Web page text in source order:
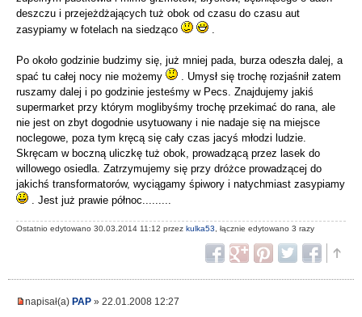
deszczu i przejeżdżających tuż obok od czasu do czasu aut
zasypiamy w fotelach na siedząco
Po około godzinie budzimy się, już mniej pada, burza odeszła dalej, a
spać tu całej nocy nie możemy
. Umysł się trochę rozjaśnił zatem
ruszamy dalej i po godzinie jesteśmy w Pecs. Znajdujemy jakiś
supermarket przy którym moglibyśmy trochę przekimać do rana, ale
nie jest on zbyt dogodnie usytuowany i nie nadaje się na miejsce
noclegowe, poza tym kręcą się cały czas jacyś młodzi ludzie.
Skręcam w boczną uliczkę tuż obok, prowadzącą przez lasek do
willowego osiedla. Zatrzymujemy się przy dróżce prowadzącej do
jakichś transformatorów, wyciągamy śpiwory i natychmiast zasypiamy
. Jest już prawie północ.........
Ostatnio edytowano 30.03.2014 11:12 przez kulka53, łącznie edytowano 3 razy
napisał(a) PAP » 22.01.2008 12:27